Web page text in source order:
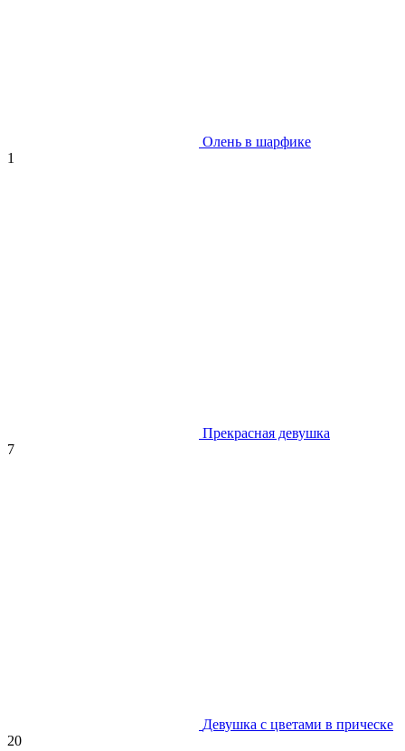
Олень в шарфике
1
Прекрасная девушка
7
Девушка с цветами в прическе
20